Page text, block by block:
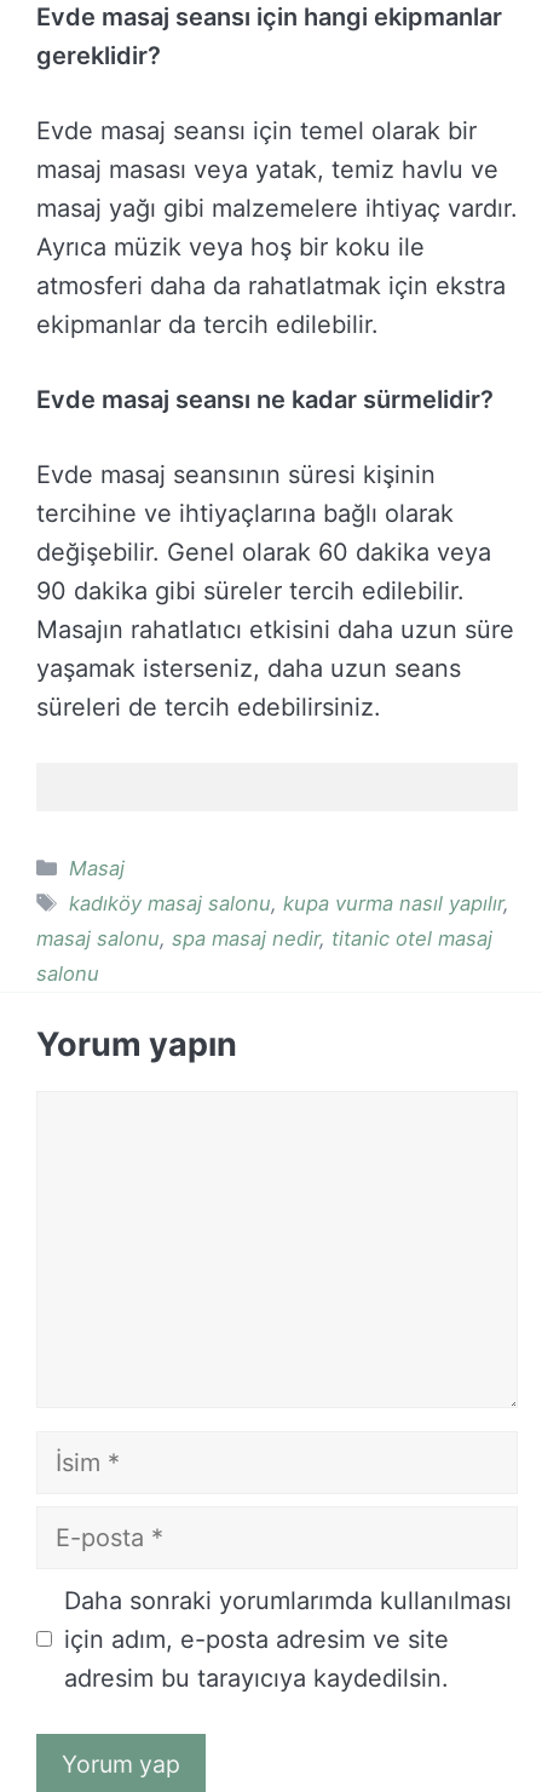
Evde masaj seansı için hangi ekipmanlar
gereklidir?
Evde masaj seansı için temel olarak bir
masaj masası veya yatak, temiz havlu ve
masaj yağı gibi malzemelere ihtiyaç vardır.
Ayrıca müzik veya hoş bir koku ile
atmosferi daha da rahatlatmak için ekstra
ekipmanlar da tercih edilebilir.
Evde masaj seansı ne kadar sürmelidir?
Evde masaj seansının süresi kişinin
tercihine ve ihtiyaçlarına bağlı olarak
değişebilir. Genel olarak 60 dakika veya
90 dakika gibi süreler tercih edilebilir.
Masajın rahatlatıcı etkisini daha uzun süre
yaşamak isterseniz, daha uzun seans
süreleri de tercih edebilirsiniz.
Kategoriler
Masaj
Etiketler
kadıköy masaj salonu, kupa vurma nasıl yapılır,
masaj salonu, spa masaj nedir, titanic otel masaj
salonu
Yorum yapın
İsim
E-
İnternet
sitesi
Daha sonraki yorumlarımda kullanılması
için adım, e-posta adresim ve site
adresim bu tarayıcıya kaydedilsin.